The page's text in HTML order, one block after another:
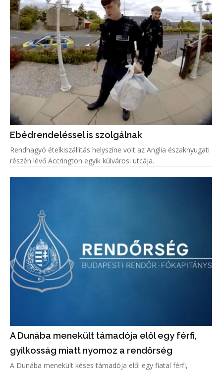
Ebédrendeléssel is szolgálnak
Rendhagyó ételkiszállítás helyszíne volt az Anglia északnyugati
részén lévő Accrington egyik külvárosi utcája.
A Dunába menekült támadója elől egy férfi,
gyilkosság miatt nyomoz a rendőrség
A Dunába menekült késes támadója elől egy fiatal férfi,